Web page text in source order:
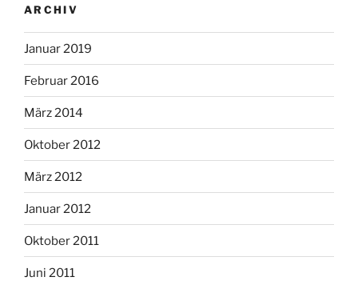
ARCHIV
Januar 2019
Februar 2016
März 2014
Oktober 2012
März 2012
Januar 2012
Oktober 2011
Juni 2011